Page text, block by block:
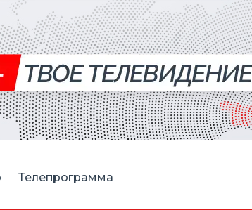
Телепрограмма